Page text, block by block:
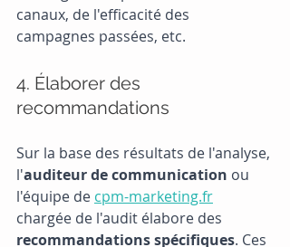
canaux, de l'efficacité des
campagnes passées, etc.
4. Élaborer des
recommandations
Sur la base des résultats de l'analyse,
l'auditeur de communication ou
l'équipe de cpm-marketing.fr
chargée de l'audit élabore des
recommandations spécifiques. Ces